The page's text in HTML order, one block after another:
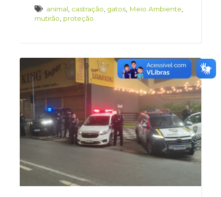
animal castração gatos Meio Ambiente
mutirão proteção